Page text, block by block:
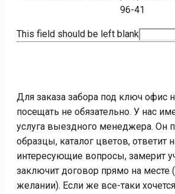
96-41
This field should be left blank
Для заказа забора под ключ офис
посещать не обязательно. У нас
услуга выездного менеджера. Он
образцы, каталог цветов, ответит
интересующие вопросы, замерит
заключит договор прямо на
желании). Если же все-таки